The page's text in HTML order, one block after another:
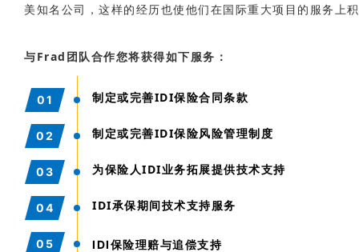
美知名公司，这样的经历也使他们在国际重大项目的服务上
与Frad团队合作您将获得如下服务：
01 制定或完善IDI保险合同条款
02 制定或完善IDI保险风险管理制度
03 为保险人IDI业务拓展提供技术支持
04 IDI承保期间技术支持服务
05 IDI保险理赔与追偿支持